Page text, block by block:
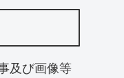
及び画像等